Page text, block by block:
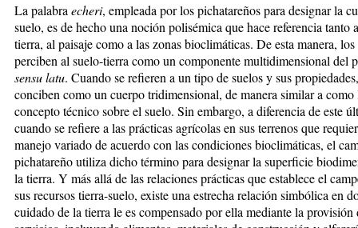
La palabra echeri, empleada por los pichatareños para designar la
suelo, es de hecho una noción polisémica que hace referencia tanto
tierra, al paisaje como a las zonas bioclimáticas. De esta manera,
perciben al suelo-tierra como un componente multidimensional del
sensu latu. Cuando se refieren a un tipo de suelos y sus
conciben como un cuerpo tridimensional, de manera similar a como
concepto técnico sobre el suelo. Sin embargo, a diferencia de este
cuando se refiere a las prácticas agrícolas en sus terrenos que
manejo variado de acuerdo con las condiciones bioclimáticas, el
pichatareño utiliza dicho término para designar la superficie
la tierra. Y más allá de las relaciones prácticas que establece el
sus recursos tierra-suelo, existe una estrecha relación simbólica en
cuidado de la tierra le es compensado por ella mediante la provisión